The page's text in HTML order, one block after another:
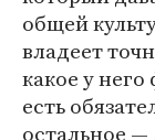
общей
владеет
какое у
есть
остальное